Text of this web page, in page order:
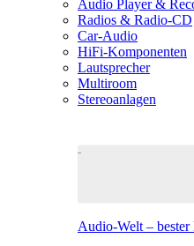
Audio Player &
Radios & Radio-CD
Car-Audio
HiFi-Komponenten
Lautsprecher
Multiroom
Stereoanlagen
Audio-Welt –